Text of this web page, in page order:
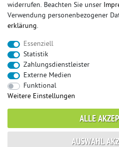
Das Internetportal für
Rennsportanlagen, Sportendrohre,
Vorschalldämpfer, Sportkat,
FOX, REMUS, FSW, FRIEDRICH
SPORT, NOVUS
sportauspuff sportkat
endrohr
downpipe
mittelschalldämpfer
fächerkrümmer
ulter
fsw
duplex milltek
widerrufen. Beachten Sie unser
Verwendung personenbezogener
erklärung.
Essenziell
Statistik
Zahlungsdienstleister
Externe Medien
Funktional
Weitere Einstellungen
ALLE
AUSWAHL